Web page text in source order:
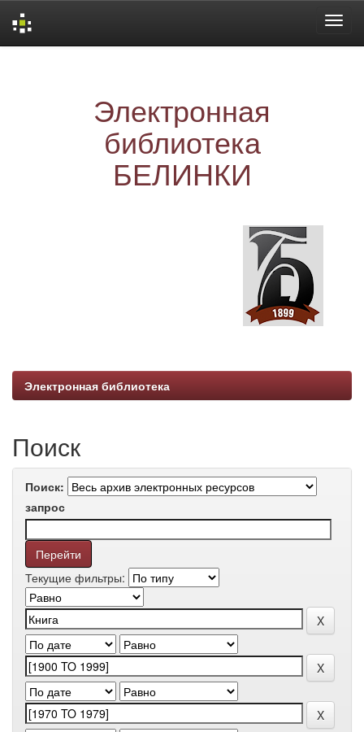
Электронная
библиотека
БЕЛИНКИ
Электронная библиотека
Поиск
Поиск:
запрос
Текущие фильтры: